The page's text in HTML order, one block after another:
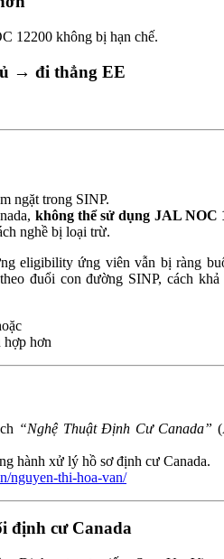
12200 không bị hạn chế.
→ đi thẳng EE
ngặt trong SINP.
không thể sử dụng JAL NOC
nghề bị loại trừ.
eligibility ứng viên vẫn bị ràng
đuổi con đường SINP, cách
hơn
“Nghệ Thuật Định Cư Canada”
hành xử lý hồ sơ định cư Canada.
nguyen-thi-hoa-van/
định cư Canada